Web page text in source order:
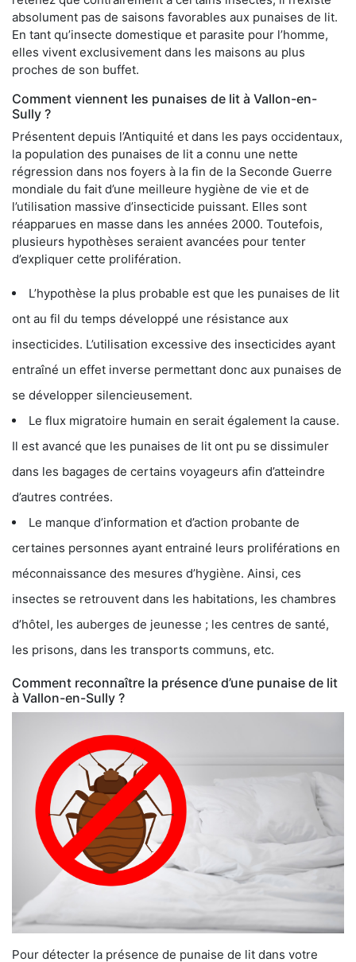
absolument pas de saisons favorables aux punaises de lit.
En tant qu’insecte domestique et parasite pour l’homme,
elles vivent exclusivement dans les maisons au plus
proches de son buffet.
Comment viennent les punaises de lit à Vallon-en-
Sully ?
Présentent depuis l’Antiquité et dans les pays occidentaux,
la population des punaises de lit a connu une nette
régression dans nos foyers à la fin de la Seconde Guerre
mondiale du fait d’une meilleure hygiène de vie et de
l’utilisation massive d’insecticide puissant. Elles sont
réapparues en masse dans les années 2000. Toutefois,
plusieurs hypothèses seraient avancées pour tenter
d’expliquer cette prolifération.
L’hypothèse la plus probable est que les punaises de lit
ont au fil du temps développé une résistance aux
insecticides. L’utilisation excessive des insecticides ayant
entraîné un effet inverse permettant donc aux punaises de
se développer silencieusement.
Le flux migratoire humain en serait également la cause.
Il est avancé que les punaises de lit ont pu se dissimuler
dans les bagages de certains voyageurs afin d’atteindre
d’autres contrées.
Le manque d’information et d’action probante de
certaines personnes ayant entrainé leurs proliférations en
méconnaissance des mesures d’hygiène. Ainsi, ces
insectes se retrouvent dans les habitations, les chambres
d’hôtel, les auberges de jeunesse ; les centres de santé,
les prisons, dans les transports communs, etc.
Comment reconnaître la présence d’une punaise de lit
à Vallon-en-Sully ?
Pour détecter la présence de punaise de lit dans votre